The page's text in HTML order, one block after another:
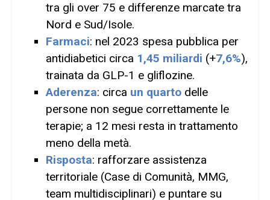
tra gli over 75 e differenze marcate tra
Nord e Sud/Isole.
Farmaci: nel 2023 spesa pubblica per
antidiabetici circa 1,45 miliardi (+7,6%),
trainata da GLP-1 e gliflozine.
Aderenza: circa un quarto delle
persone non segue correttamente le
terapie; a 12 mesi resta in trattamento
meno della metà.
Risposta: rafforzare assistenza
territoriale (Case di Comunità, MMG,
team multidisciplinari) e puntare su